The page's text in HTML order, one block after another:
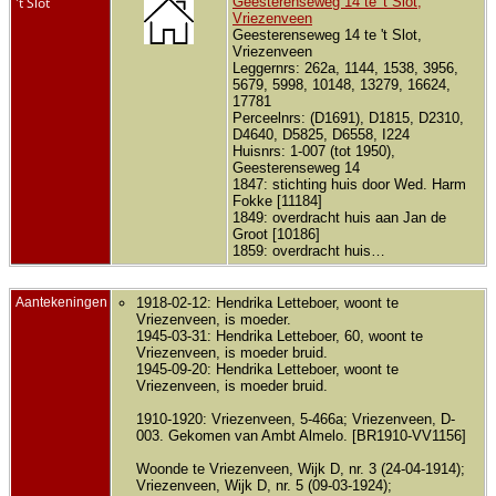
Vriezenveen
Geesterenseweg 14 te 't Slot,
Vriezenveen
Leggernrs: 262a, 1144, 1538, 3956,
5679, 5998, 10148, 13279, 16624,
17781
Perceelnrs: (D1691), D1815, D2310,
D4640, D5825, D6558, I224
Huisnrs: 1-007 (tot 1950),
Geesterenseweg 14
1847: stichting huis door Wed. Harm
Fokke [11184]
1849: overdracht huis aan Jan de
Groot [10186]
1859: overdracht huis…
Aantekeningen
1918-02-12: Hendrika Letteboer, woont te
Vriezenveen, is moeder.
1945-03-31: Hendrika Letteboer, 60, woont te
Vriezenveen, is moeder bruid.
1945-09-20: Hendrika Letteboer, woont te
Vriezenveen, is moeder bruid.
1910-1920: Vriezenveen, 5-466a; Vriezenveen, D-
003. Gekomen van Ambt Almelo. [BR1910-VV1156]
Woonde te Vriezenveen, Wijk D, nr. 3 (24-04-1914);
Vriezenveen, Wijk D, nr. 5 (09-03-1924);